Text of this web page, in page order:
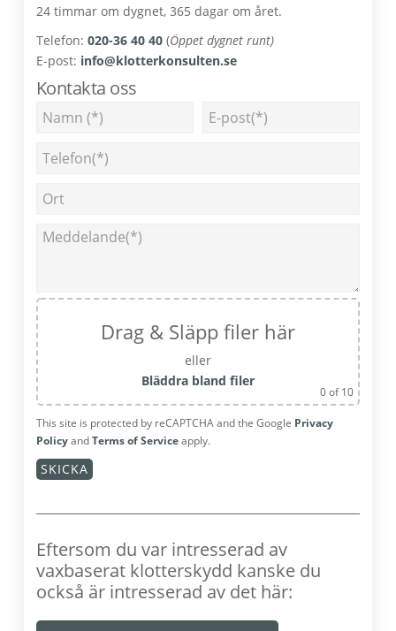
24 timmar om dygnet, 365 dagar om året.
Telefon: 020-36 40 40(Öppet dygnet runt)
E-post: info@klotterkonsulten.se
Kontakta oss
Drag & Släpp filer här
eller
Bläddra bland filer
0of 10
This site is protected by reCAPTCHA and the Google Privacy
PolicyandTerms of Serviceapply.
Eftersom du var intresserad av
vaxbaserat klotterskydd kanske du
också är intresserad av det här: